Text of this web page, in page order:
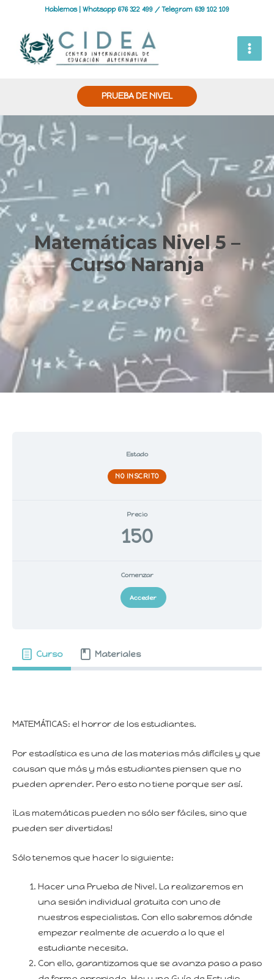
Hablemos | Whatsapp 676 322 499 / Telegram 639 102 109
PRUEBA DE NIVEL
Matemáticas Nivel 5 –
Curso Naranja
Estado
NO INSCRITO
Precio
150
Comenzar
Acceder
Curso Materiales
MATEMÁTICAS: el horror de los estudiantes.
Por estadística es una de las materias más difíciles y que
causan que más y más estudiantes piensen que no
pueden aprender. Pero esto no tiene porque ser así.
¡Las matemáticas pueden no sólo ser fáciles, sino que
pueden ser divertidas!
Sólo tenemos que hacer lo siguiente:
Hacer una Prueba de Nivel. La realizaremos en
una sesión individual gratuita con uno de
nuestros especialistas. Con ello sabremos dónde
empezar realmente de acuerdo a lo que el
estudiante necesita.
Con ello, garantizamos que se avanza paso a paso